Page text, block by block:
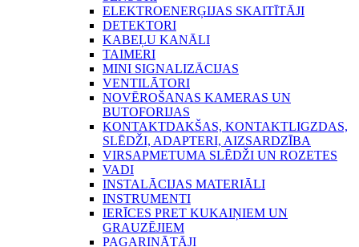
ELEKTROENERĢIJAS SKAITĪTĀJI
DETEKTORI
KABEĻU KANĀLI
TAIMERI
MINI SIGNALIZĀCIJAS
VENTILĀTORI
NOVĒROŠANAS KAMERAS UN
BUTOFORIJAS
KONTAKTDAKŠAS, KONTAKTLIGZDAS,
SLĒDŽI, ADAPTERI, AIZSARDZĪBA
VIRSAPMETUMA SLĒDŽI UN ROZETES
VADI
INSTALĀCIJAS MATERIĀLI
INSTRUMENTI
IERĪCES PRET KUKAIŅIEM UN
GRAUZĒJIEM
PAGARINĀTĀJI